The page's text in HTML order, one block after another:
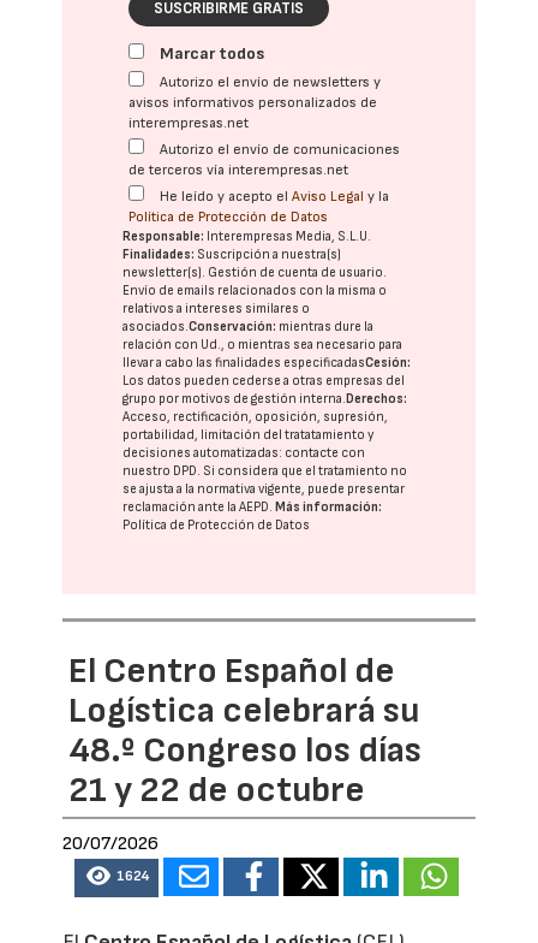
SUSCRIBIRME GRATIS
Marcar todos
Autorizo el envío de newsletters y
avisos informativos personalizados de
interempresas.net
Autorizo el envío de comunicaciones
de terceros vía interempresas.net
He leído y acepto elAviso Legal y la
Política de Protección de Datos
Responsable: Interempresas Media, S.L.U.
Finalidades: Suscripción a nuestra(s)
newsletter(s). Gestión de cuenta de usuario.
Envío de emails relacionados con la misma o
relativos a intereses similares o
asociados.Conservación: mientras dure la
relación con Ud., o mientras sea necesario para
llevar a cabo las finalidades especificadasCesión:
Los datos pueden cederse a otras empresas del
grupo por motivos de gestión interna.Derechos:
Acceso, rectificación, oposición, supresión,
portabilidad, limitación del tratatamiento y
decisiones automatizadas: contacte con
nuestro DPD . Si considera que el tratamiento no
se ajusta a la normativa vigente, puede presentar
reclamación ante laAEPD .Más información:
Política de Protección de Datos
El Centro Español de
Logística celebrará su
48.º Congreso los días
21 y 22 de octubre
20/07/2026
1624